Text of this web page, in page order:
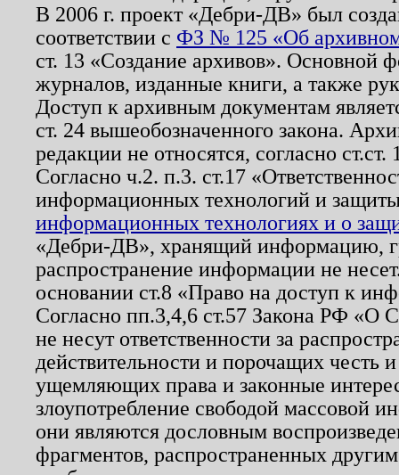
В 2006 г. проект «Дебри-ДВ» был
соответствии с ФЗ № 125 «Об
ст. 13 «Создание архивов». Основной
журналов, изданные книги, а также
Доступ к архивным документам
ст. 24 вышеобозначенного закона.
редакции не относятся, согласно
Согласно ч.2. п.3. ст.17
информационных технологий и
информационных технологиях и о
«Дебри-ДВ», хранящий информацию,
распространение информации не
основании ст.8 «Право на доступ к
Согласно пп.3,4,6 ст.57 Закона РФ «О
не несут ответственности за
действительности и порочащих честь
ущемляющих права и законные
злоупотребление свободой массовой
они являются дословным
фрагментов, распространенных